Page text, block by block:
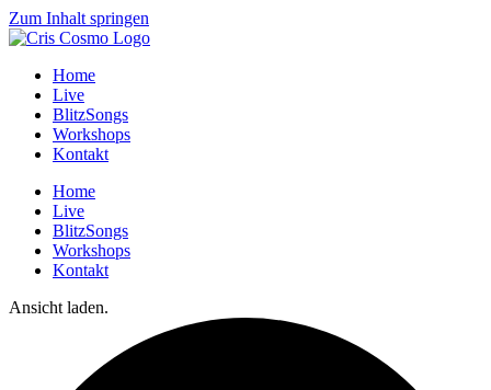
Zum Inhalt springen
Home
Live
BlitzSongs
Workshops
Kontakt
Home
Live
BlitzSongs
Workshops
Kontakt
Ansicht laden.